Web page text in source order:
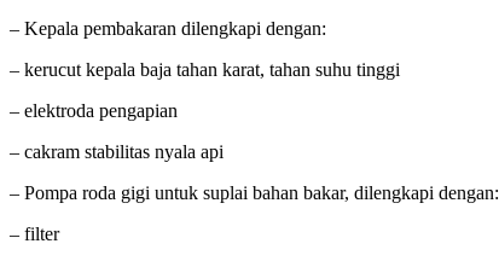
– Kepala pembakaran dilengkapi dengan:
– kerucut kepala baja tahan karat, tahan suhu tinggi
– elektroda pengapian
– cakram stabilitas nyala api
– Pompa roda gigi untuk suplai bahan bakar, dilengkapi dengan:
– filter